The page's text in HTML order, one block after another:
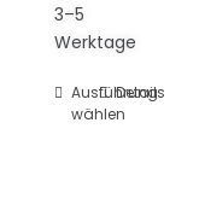
3–5
Werktage
Ausführung
wählen
Dieses
Produkt
Details